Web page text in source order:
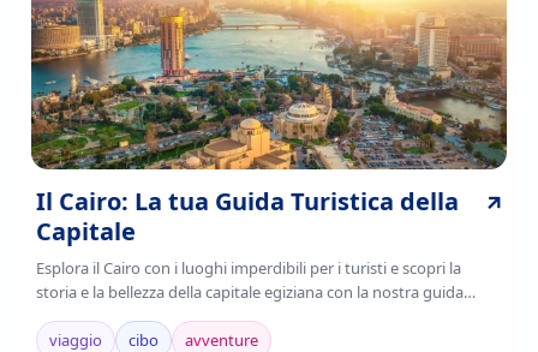
Il Cairo: La tua Guida Turistica della
Capitale
Esplora il Cairo con i luoghi imperdibili per i turisti e scopri la
storia e la bellezza della capitale egiziana con la nostra guida
completa. Leggi ora!
viaggio
cibo avventure